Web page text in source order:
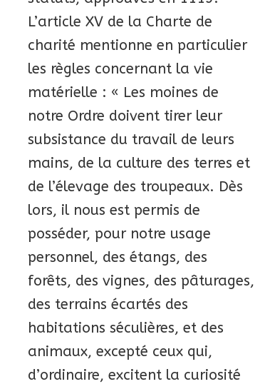
L’article XV de la Charte de
charité mentionne en particulier
les règles concernant la vie
matérielle : « Les moines de
notre Ordre doivent tirer leur
subsistance du travail de leurs
mains, de la culture des terres et
de l’élevage des troupeaux. Dès
lors, il nous est permis de
posséder, pour notre usage
personnel, des étangs, des
forêts, des vignes, des pâturages,
des terrains écartés des
habitations séculières, et des
animaux, excepté ceux qui,
d’ordinaire, excitent la curiosité